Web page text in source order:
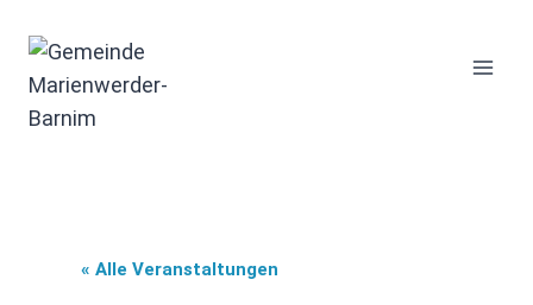
Inhalt
springen
« Alle Veranstaltungen